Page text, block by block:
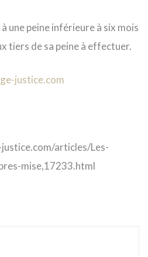
une peine inférieure à six mois
tiers de sa peine à effectuer.
justice.com
articles/Les-
mise,17233.html